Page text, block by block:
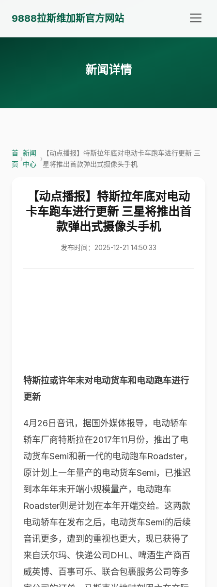
9888拉斯维加斯官方网站
新闻详情
首
页
›
新闻
中心
›
【动点播报】特斯拉年底对电动卡车跑车进行更新 三
星将推出首款弹出式摄像头手机
【动点播报】特斯拉年底对电动
卡车跑车进行更新 三星将推出首
款弹出式摄像头手机
发布时间：2025-12-21 14:50:33
特斯拉或许年末对电动货车和电动跑车进行
更新
4月26日音讯，据国外媒体报导，电动轿车
轿车厂商特斯拉在2017年11月份，推出了电
动货车Semi和新一代的电动跑车Roadster，
原计划上一年量产的电动货车Semi，已推迟
到本年年末开端小规模量产，电动跑车
Roadster则是计划在本年开端交给。这两款
电动轿车在发布之后，电动货车Semi的后续
音讯更多，遭到的重视也更大，现已获得了
来自沃尔玛、快递公司DHL、啤酒生产商百
威英博、百事可乐、联合包裹服务公司等多